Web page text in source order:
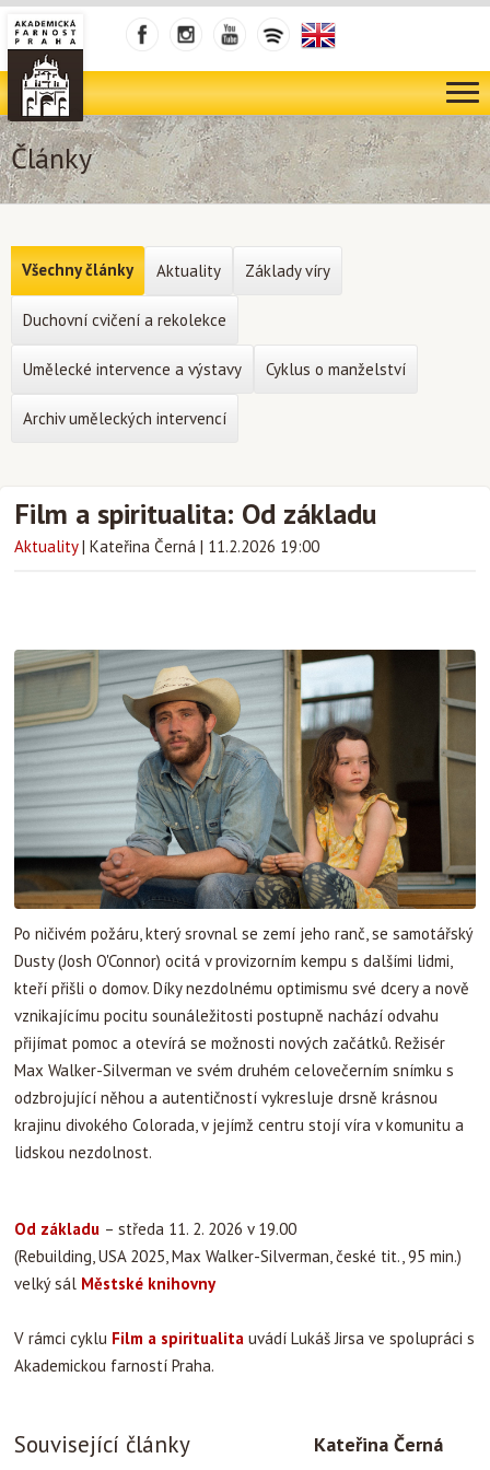
Články
Film a spiritualita: Od základu
Aktuality | Kateřina Černá | 11.2.2026 19:00
Po ničivém požáru, který srovnal se zemí jeho ranč, se samotářský
Dusty (Josh O'Connor) ocitá v provizorním kempu s dalšími lidmi,
kteří přišli o domov. Díky nezdolnému optimismu své dcery a nově
vznikajícímu pocitu sounáležitosti postupně nachází odvahu
přijímat pomoc a otevírá se možnosti nových začátků. Režisér
Max Walker-Silverman ve svém druhém celovečerním snímku s
odzbrojující něhou a autentičností vykresluje drsně krásnou
krajinu divokého Colorada, v jejímž centru stojí víra v komunitu a
lidskou nezdolnost.
Od základu – středa 11. 2. 2026 v 19.00
(Rebuilding, USA 2025, Max Walker-Silverman, české tit., 95 min.)
velký sál Městské knihovny
V rámci cyklu Film a spiritualita uvádí Lukáš Jirsa ve spolupráci s
Akademickou farností Praha.
Související články Kateřina Černá
Všechny články Aktuality Základy víry
Duchovní cvičení a rekolekce
Umělecké intervence a výstavy Cyklus o manželství
Archiv uměleckých intervencí